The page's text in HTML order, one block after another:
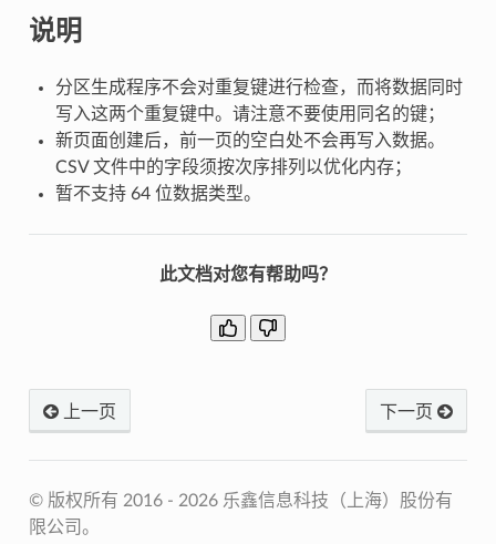
说明
分区生成程序不会对重复键进行检查，而将数据同时
写入这两个重复键中。请注意不要使用同名的键；
新页面创建后，前一页的空白处不会再写入数据。
CSV 文件中的字段须按次序排列以优化内存；
暂不支持 64 位数据类型。
此文档对您有帮助吗？
上一页 下一页
© 版权所有 2016 - 2026 乐鑫信息科技（上海）股份有
限公司。